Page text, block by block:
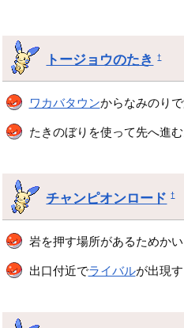
トージョウのたき †
ワカバタウンからなみのりで
たきのぼりを使って先へ進む
チャンピオンロード †
岩を押す場所があるためかい
出口付近でライバルが出現す